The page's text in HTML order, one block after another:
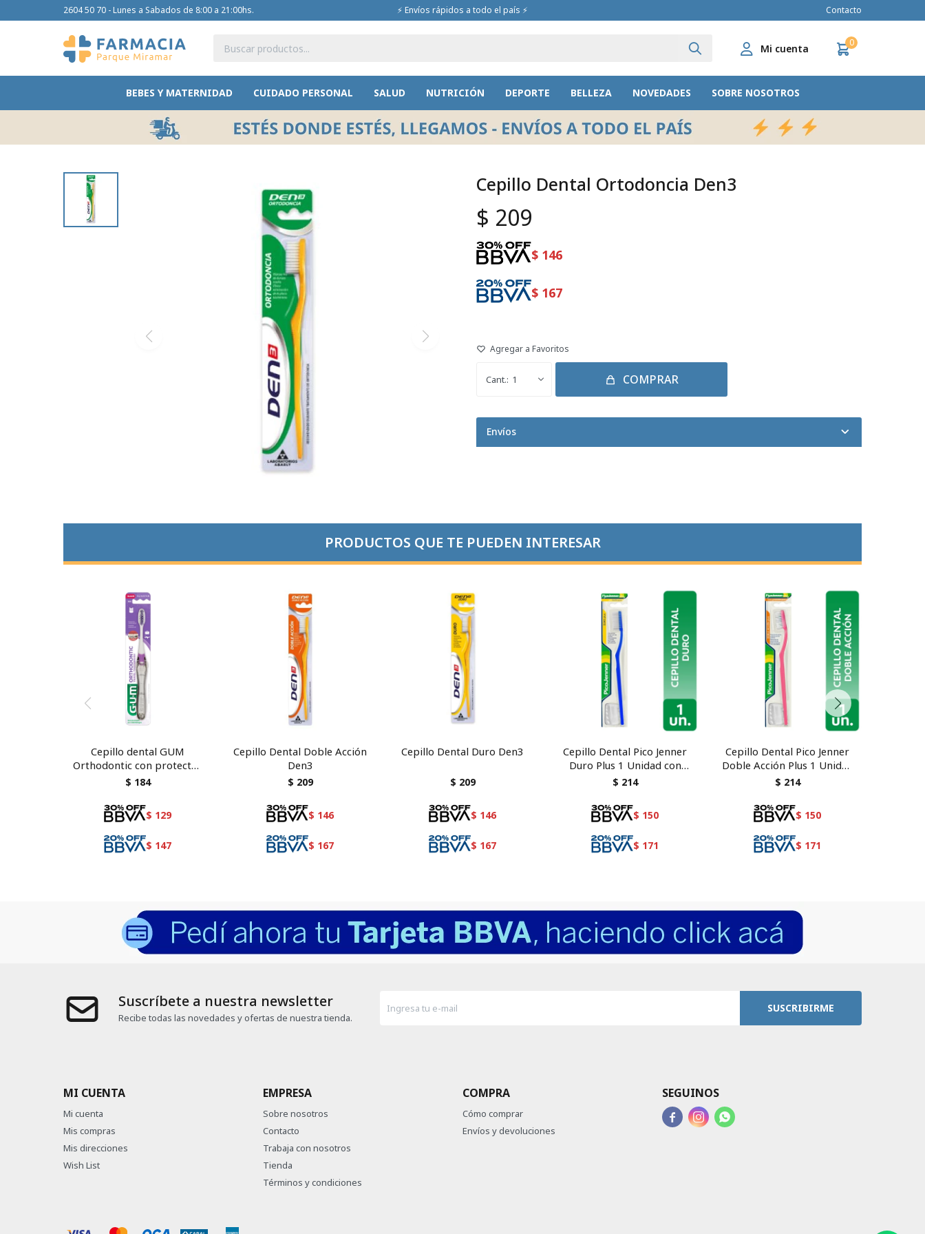
BEBES Y MATERNIDAD CUIDADO PERSONAL SALUD NUTRICIÓN DEPORTE BELLEZA NOVEDADES SOBRE NOSOTROS
0
2604 50 70 - Lunes a Sabados de 8:00 a 21:00hs. ⚡ Envíos rápidos a todo el país ⚡ Contacto
Cepillo Dental Ortodoncia Den3
$ 209
$ 146
$ 167
1 COMPRAR
Envíos
PRODUCTOS QUE TE PUEDEN INTERESAR
Cepillo dental GUM
Orthodontic con protector
124
$ 184
$ 129
$ 147
Cepillo Dental Doble Acción
Den3
$ 209
$ 146
$ 167
Cepillo Dental Duro Den3
$ 209
$ 146
$ 167
Cepillo Dental Pico Jenner
Duro Plus 1 Unidad con
protector.
$ 214
$ 150
$ 171
Cepillo Dental Pico Jenner
Doble Acción Plus 1 Unidad
con protector.
$ 214
$ 150
$ 171
Suscríbete a nuestra newsletter
Recibe todas las novedades y ofertas de nuestra tienda.
SUSCRIBIRME
MI CUENTA
Mi cuenta
Mis compras
Mis direcciones
Wish List
EMPRESA
Sobre nosotros
Contacto
Trabaja con nosotros
Tienda
Términos y condiciones
COMPRA
Cómo comprar
Envíos y devoluciones
SEGUINOS
  